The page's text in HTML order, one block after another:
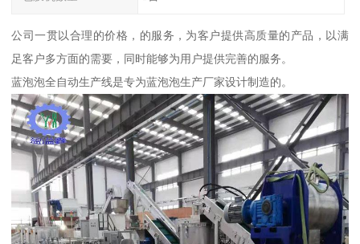
公司一贯以合理的价格，的服务，为客户提供高质量的产品，以满
足客户多方面的需要，同时能够为用户提供完善的服务。
蓝泡泡全自动生产线是专为蓝泡泡生产厂家设计制造的。